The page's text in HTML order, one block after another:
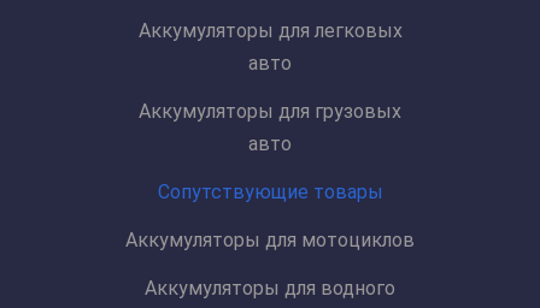
Аккумуляторы для легковых
авто
Аккумуляторы для грузовых
авто
Сопутствующие товары
Аккумуляторы для мотоциклов
Аккумуляторы для водного